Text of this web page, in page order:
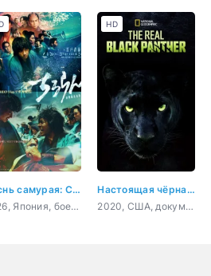
Песнь самурая: Судьбоносная битва в Киото
2026, Япония, боевик, драма
Настоящая чёрная пантера
2020, США, документальный, короткометражка
HD